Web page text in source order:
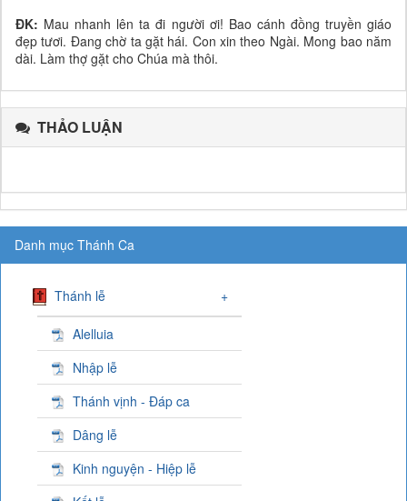
ĐK: Mau nhanh lên ta đi người ơi! Bao cánh đồng truyền giáo
đẹp tươi. Đang chờ ta gặt hái. Con xin theo Ngài. Mong bao năm
dài. Làm thợ gặt cho Chúa mà thôi.
THẢO LUẬN
Danh mục Thánh Ca
Thánh lễ +
Alelluia
Nhập lễ
Thánh vịnh - Đáp ca
Dâng lễ
Kinh nguyện - Hiệp lễ